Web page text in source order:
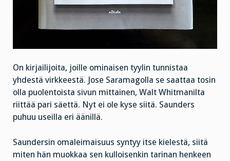
On kirjailijoita, joille ominaisen tyylin tunnistaa
yhdestä virkkeestä. Jose Saramagolla se saattaa tosin
olla puolentoista sivun mittainen, Walt Whitmanilta
riittää pari säettä. Nyt ei ole kyse siitä. Saunders
puhuu useilla eri äänillä.
Saundersin omaleimaisuus syntyy itse kielestä, siitä
miten hän muokkaa sen kulloisenkin tarinan henkeen